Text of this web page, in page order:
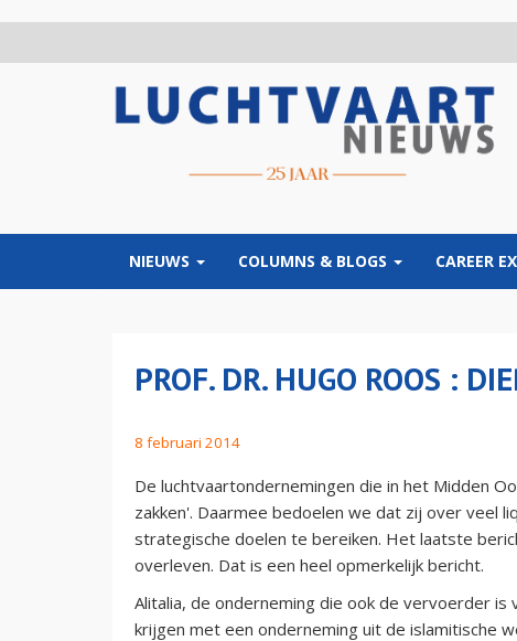
NIEUWS COLUMNS & BLOGS CAREER
PROF. DR. HUGO ROOS :
8 februari 2014
De luchtvaartondernemingen die in het Midden
zakken'. Daarmee bedoelen we dat zij over veel
strategische doelen te bereiken. Het laatste
overleven. Dat is een heel opmerkelijk bericht.
Alitalia, de onderneming die ook de vervoerder is
krijgen met een onderneming uit de islamitische